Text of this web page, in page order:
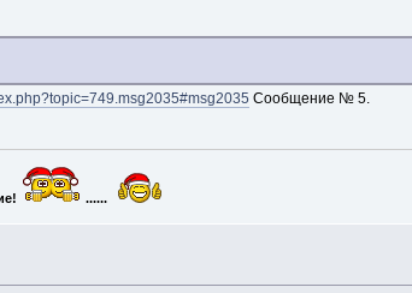
Сообщение № 5.
......